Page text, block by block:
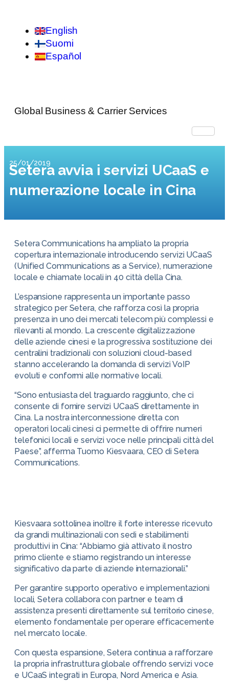
English
Suomi
Español
Global Business & Carrier Services
25/01/2019
Setera avvia i servizi UCaaS e
numerazione locale in Cina
Setera Communications ha ampliato la propria
copertura internazionale introducendo servizi UCaaS
(Unified Communications as a Service), numerazione
locale e chiamate locali in 40 città della Cina.
L’espansione rappresenta un importante passo
strategico per Setera, che rafforza così la propria
presenza in uno dei mercati telecom più complessi e
rilevanti al mondo. La crescente digitalizzazione
delle aziende cinesi e la progressiva sostituzione dei
centralini tradizionali con soluzioni cloud-based
stanno accelerando la domanda di servizi VoIP
evoluti e conformi alle normative locali.
“Sono entusiasta del traguardo raggiunto, che ci
consente di fornire servizi UCaaS direttamente in
Cina. La nostra interconnessione diretta con
operatori locali cinesi ci permette di offrire numeri
telefonici locali e servizi voce nelle principali città del
Paese”, afferma Tuomo Kiesvaara, CEO di Setera
Communications.
Kiesvaara sottolinea inoltre il forte interesse ricevuto
da grandi multinazionali con sedi e stabilimenti
produttivi in Cina: “Abbiamo già attivato il nostro
primo cliente e stiamo registrando un interesse
significativo da parte di aziende internazionali.”
Per garantire supporto operativo e implementazioni
locali, Setera collabora con partner e team di
assistenza presenti direttamente sul territorio cinese,
elemento fondamentale per operare efficacemente
nel mercato locale.
Con questa espansione, Setera continua a rafforzare
la propria infrastruttura globale offrendo servizi voce
e UCaaS integrati in Europa, Nord America e Asia.